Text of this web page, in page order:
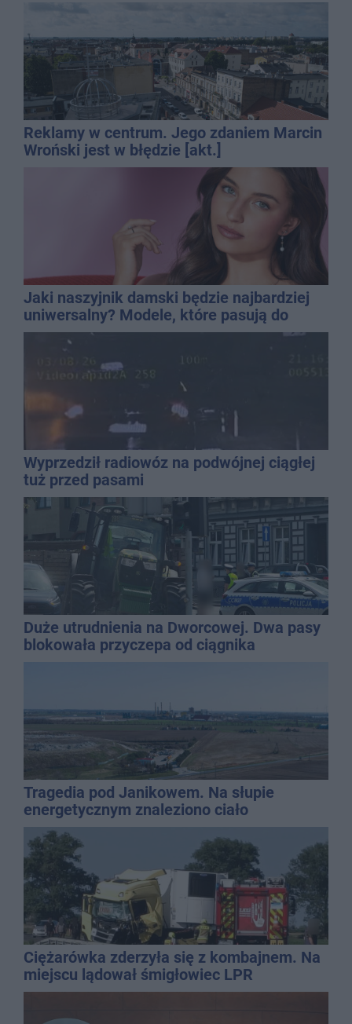
Reklamy w centrum. Jego zdaniem Marcin
Wroński jest w błędzie [akt.]
Jaki naszyjnik damski będzie najbardziej
uniwersalny? Modele, które pasują do
wielu stylizacji
Wyprzedził radiowóz na podwójnej ciągłej
tuż przed pasami
Duże utrudnienia na Dworcowej. Dwa pasy
blokowała przyczepa od ciągnika
Tragedia pod Janikowem. Na słupie
energetycznym znaleziono ciało
mężczyzny
Ciężarówka zderzyła się z kombajnem. Na
miejscu lądował śmigłowiec LPR